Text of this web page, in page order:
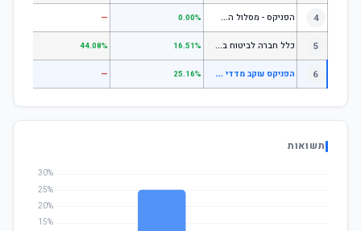
4 ה
פניקס - מסלול השקעה בניהול אישי 0.00%
—
5 כ
לל חברה לביטוח בע"מ כללי 16.51%
44.08%
6 ה
פניקס עוקב מדדי מניות 25.16%
—
תשואות